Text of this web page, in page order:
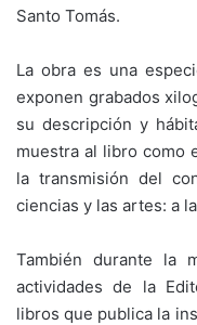
Santo Tomás.
La obra es una
exponen grabados
su descripción y
muestra al libro como
la transmisión del
ciencias y las artes: a
También durante la
actividades de la
libros que publica la